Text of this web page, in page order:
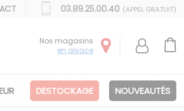
03.89.25.00.40 (APPEL GRATUIT)
Nos magasins
en alsace
DESTOCKAGE NOUVEAUTÉS